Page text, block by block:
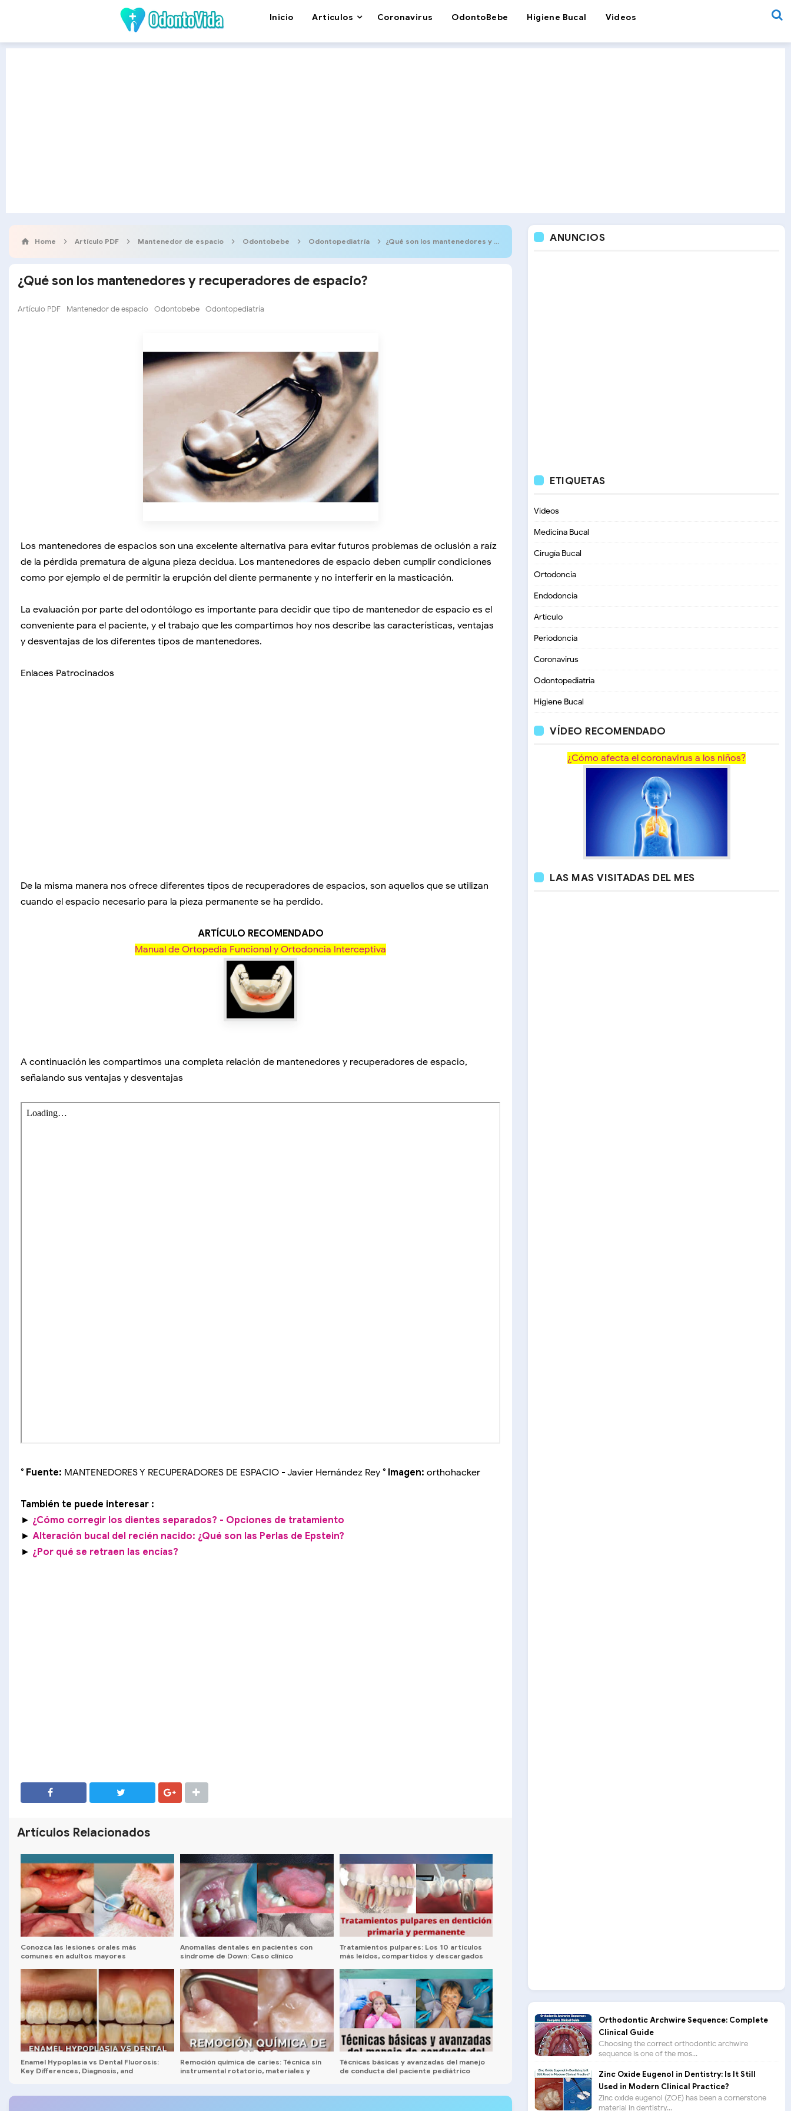
Inicio Articulos Coronavirus OdontoBebe Higiene Bucal Videos
Home Artículo PDF Mantenedor de espacio Odontobebe Odontopediatría ¿Qué son los mantenedores y recuperadores de espacio?
¿Qué son los mantenedores y recuperadores de espacio?
Artículo PDF Mantenedor de espacio Odontobebe Odontopediatría
Los mantenedores de espacios son una excelente alternativa para evitar futuros problemas de oclusión a raíz
de la pérdida prematura de alguna pieza decidua. Los mantenedores de espacio deben cumplir condiciones
como por ejemplo el de permitir la erupción del diente permanente y no interferir en la masticación.
La evaluación por parte del odontólogo es importante para decidir que tipo de mantenedor de espacio es el
conveniente para el paciente, y el trabajo que les compartimos hoy nos describe las características, ventajas
y desventajas de los diferentes tipos de mantenedores.
Enlaces Patrocinados
De la misma manera nos ofrece diferentes tipos de recuperadores de espacios, son aquellos que se utilizan
cuando el espacio necesario para la pieza permanente se ha perdido.
ARTÍCULO RECOMENDADO
Manual de Ortopedia Funcional y Ortodoncia Interceptiva
A continuación les compartimos una completa relación de mantenedores y recuperadores de espacio,
señalando sus ventajas y desventajas
° Fuente: MANTENEDORES Y RECUPERADORES DE ESPACIO - Javier Hernández Rey ° Imagen: orthohacker
También te puede interesar :
► ¿Cómo corregir los dientes separados? - Opciones de tratamiento
► Alteración bucal del recién nacido: ¿Qué son las Perlas de Epstein?
► ¿Por qué se retraen las encías?
Artículos Relacionados
Conozca las lesiones orales más
comunes en adultos mayores
Anomalías dentales en pacientes con
síndrome de Down: Caso clínico
Tratamientos pulpares: Los 10 artículos
más leídos, compartidos y descargados
Enamel Hypoplasia vs Dental Fluorosis:
Key Differences, Diagnosis, and
Remoción química de caries: Técnica sin
instrumental rotatorio, materiales y
Técnicas básicas y avanzadas del manejo
de conducta del paciente pediátrico
ANUNCIOS
ETIQUETAS
Videos
Medicina Bucal
Cirugía Bucal
Ortodoncia
Endodoncia
Artículo
Periodoncia
Coronavirus
Odontopediatria
Higiene Bucal
VÍDEO RECOMENDADO
¿Cómo afecta el coronavirus a los niños?
LAS MAS VISITADAS DEL MES
Orthodontic Archwire Sequence: Complete
Clinical Guide
Choosing the correct orthodontic archwire
sequence is one of the mos...
Zinc Oxide Eugenol in Dentistry: Is It Still
Used in Modern Clinical Practice?
Zinc oxide eugenol (ZOE) has been a cornerstone
material in dentistry...